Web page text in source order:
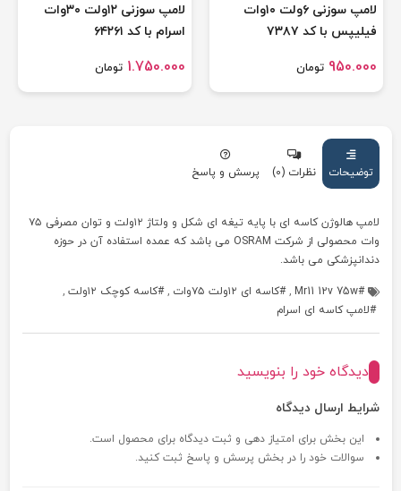
لامپ سوزنی ۶ولت ۱۰وات
فیلیپس با کد ۷۳۸۷
تومان950.000
لامپ سوزنی ۱۲ولت ۳۰وات
اسرام با کد ۶۴۲۶۱
تومان1.750.000
توضیحات نظرات (0) پرسش و پاسخ
لامپ هالوژن کاسه ای با پایه تیغه ای شکل و ولتاژ ۱۲ولت و توان مصرفی ۷۵
وات محصولی از شرکت OSRAM می باشد که عمده استفاده آن در حوزه
دندانپزشکی می باشد.
Mr11 12v 75w
, کاسه ای ۱۲ولت ۷۵وات , کاسه کوچک ۱۲ولت
,
لامپ کاسه ای اسرام
دیدگاه خود را بنویسید
شرایط ارسال دیدگاه
این بخش برای امتیاز دهی و ثبت دیدگاه برای محصول است.
سوالات خود را در بخش پرسش و پاسخ ثبت کنید.